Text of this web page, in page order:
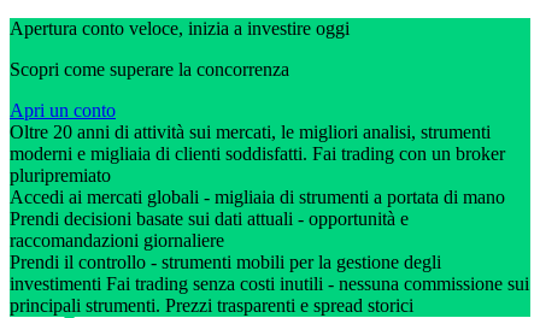
Apertura conto veloce, inizia a investire oggi
Scopri come superare la concorrenza
Apri un conto
Oltre 20 anni di attività sui mercati, le migliori analisi, strumenti
moderni e migliaia di clienti soddisfatti. Fai trading con un broker
pluripremiato
Accedi ai mercati globali - migliaia di strumenti a portata di mano
Prendi decisioni basate sui dati attuali - opportunità e
raccomandazioni giornaliere
Prendi il controllo - strumenti mobili per la gestione degli
investimenti Fai trading senza costi inutili - nessuna commissione sui
principali strumenti. Prezzi trasparenti e spread storici